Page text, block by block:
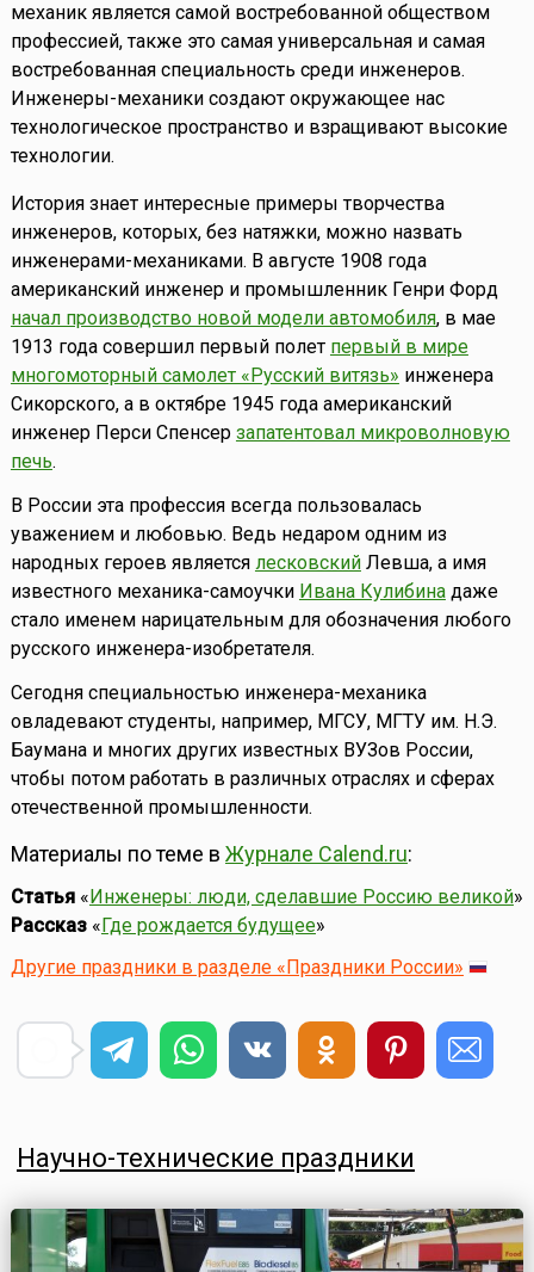
механик является самой востребованной обществом
профессией, также это самая универсальная и самая
востребованная специальность среди инженеров.
Инженеры-механики создают окружающее нас
технологическое пространство и взращивают высокие
технологии.
История знает интересные примеры творчества
инженеров, которых, без натяжки, можно назвать
инженерами-механиками. В августе 1908 года
американский инженер и промышленник Генри Форд
начал производство новой модели автомобиля, в мае
1913 года совершил первый полет первый в мире
многомоторный самолет «Русский витязь» инженера
Сикорского, а в октябре 1945 года американский
инженер Перси Спенсер запатентовал микроволновую
печь.
В России эта профессия всегда пользовалась
уважением и любовью. Ведь недаром одним из
народных героев является лесковскийЛевша, а имя
известного механика-самоучки Ивана Кулибинадаже
стало именем нарицательным для обозначения любого
русского инженера-изобретателя.
Сегодня специальностью инженера-механика
овладевают студенты, например, МГСУ, МГТУ им. Н.Э.
Баумана и многих других известных ВУЗов России,
чтобы потом работать в различных отраслях и сферах
отечественной промышленности.
Материалы по теме в Журнале Calend.ru:
Статья« Инженеры: люди, сделавшие Россию великой»
Рассказ« Где рождается будущее»
Другие праздники в разделе «Праздники России»
Научно-технические праздники